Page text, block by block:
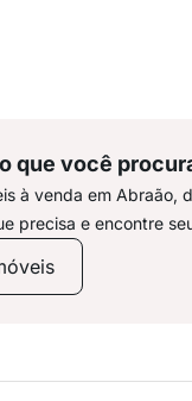
que você
à venda em Abraão,
precisa e encontre